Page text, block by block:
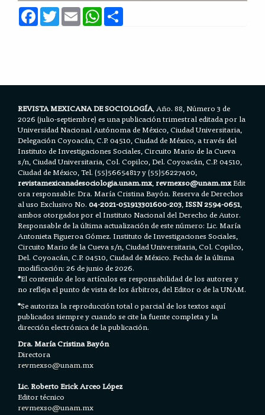
F
a
c
T
w
E
m
a
W
h
a
REVISTA MEXICANA DE SOCIOLOGÍA, Año. 88, Número 3 de
2026 (julio-septiembre) es una publicación trimestral editada por la
Universidad Nacional Autónoma de México, Ciudad Universitaria,
Delegación Coyoacán, C.P. 04510, Ciudad de México, a través del
Instituto de Investigaciones Sociales, Circuito Mario de la Cueva
s/n, Ciudad Universitaria, Col. Copilco, Del. Coyoacán, C.P. 04510,
Ciudad de México, Tel. (55)56654817 y (55)56227400,
revistamexicanadesociologia.unam.mx,revmexso@unam.mxEdit
ora responsable: Dra. María Cristina Bayón. Reserva de Derechos
al uso Exclusivo No.04-2021-051913301600-203,ISSN 2594-0651,
ambos otorgados por el Instituto Nacional del Derecho de Autor.
Responsable de la última actualización de este número: Lic. María
Antonieta Figueroa Gómez. Instituto de Investigaciones Sociales,
Circuito Mario de la Cueva s/n, Ciudad Universitaria, Col. Copilco,
Del. Coyoacán, C.P. 04510, Ciudad de México. Fecha de la última
modificación: 26 de junio de 2026.
*El contenido de los artículos es responsabilidad de los autores y
no refleja el punto de vista de los árbitros, del Editor o de la UNAM.
*Se autoriza la reproducción total o parcial de los textos aquí
publicados siempre y cuando se cite la fuente completa y la
dirección electrónica de la publicación.
Dra. María Cristina Bayón
Directora
revmexso@unam.mx
Lic. Roberto Erick Arceo López
Editor técnico
revmexso@unam.mx